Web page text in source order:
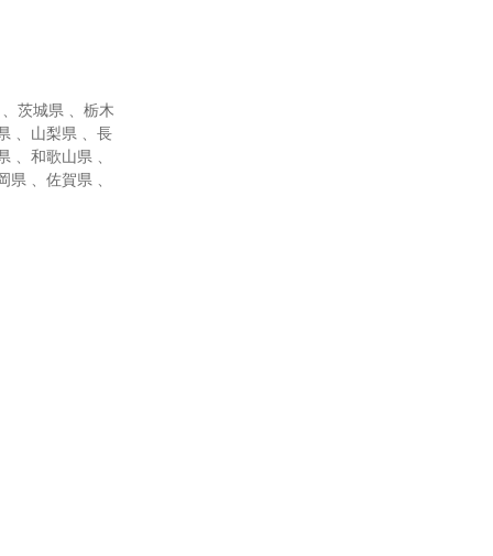
茨城県 、栃木
、山梨県 、長
、和歌山県 、
、佐賀県 、